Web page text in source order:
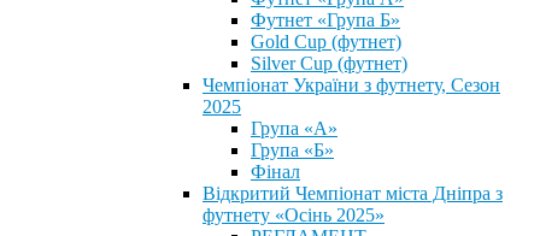
Футнет «Група Б»
Gold Cup (футнет)
Silver Cup (футнет)
Чемпіонат України з футнету, Сезон
2025
Група «А»
Група «Б»
Фінал
Відкритий Чемпіонат міста Дніпра з
футнету «Осінь 2025»